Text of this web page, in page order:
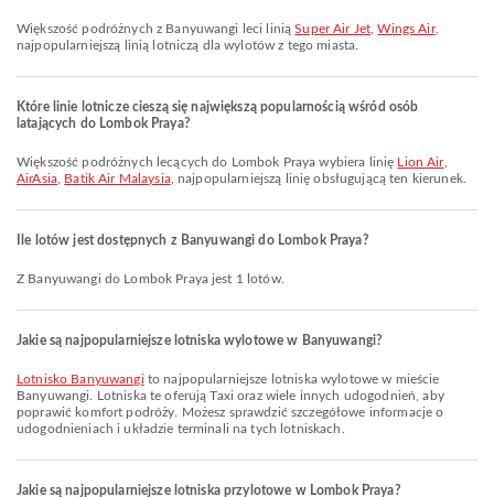
Większość podróżnych z Banyuwangi leci liniąSuper Air Jet ,Wings Air,
najpopularniejszą linią lotniczą dla wylotów z tego miasta.
Które linie lotnicze cieszą się największą popularnością wśród osób
latających do Lombok Praya?
Większość podróżnych lecących do Lombok Praya wybiera linię Lion Air,
AirAsia, Batik Air Malaysia, najpopularniejszą linię obsługującą ten kierunek.
Ile lotów jest dostępnych z Banyuwangi do Lombok Praya?
Z Banyuwangi do Lombok Praya jest 1 lotów.
Jakie są najpopularniejsze lotniska wylotowe w Banyuwangi?
Lotnisko Banyuwangi to najpopularniejsze lotniska wylotowe w mieście
Banyuwangi. Lotniska te oferują Taxi oraz wiele innych udogodnień, aby
poprawić komfort podróży. Możesz sprawdzić szczegółowe informacje o
udogodnieniach i układzie terminali na tych lotniskach.
Jakie są najpopularniejsze lotniska przylotowe w Lombok Praya?